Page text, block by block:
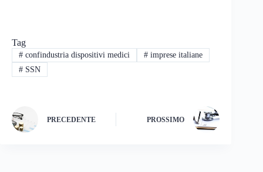
Tag
#confindustria dispositivi medici #imprese italiane
#SSN
PRECEDENTE PROSSIMO